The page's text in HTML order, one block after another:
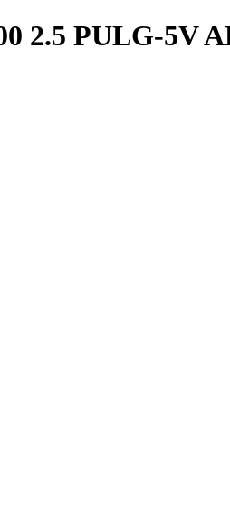
2.5 PULG-5V